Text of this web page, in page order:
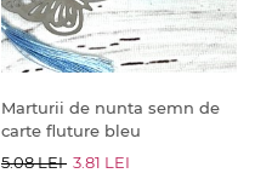
Marturii de nunta semn de
carte fluture bleu
5.08 LEI 3.81 LEI